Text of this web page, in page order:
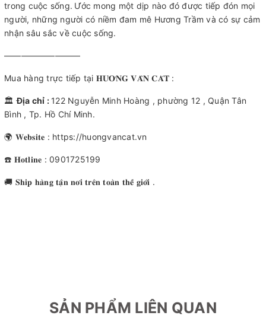
trong cuộc sống. Ước mong một dịp nào đó được tiếp đón mọi
người, những người có niềm đam mê Hương Trầm và có sự cảm
nhận sâu sắc về cuộc sống.
—————————
Mua hàng trực tiếp tại 𝐇𝐔̛𝐎̛𝐍𝐆 𝐕𝐀̂𝐍 𝐂𝐀́𝐓 :
🏛Địa chỉ : 122 Nguyễn Minh Hoàng , phường 12 , Quận Tân
Bình , Tp. Hồ Chí Minh.
🌍 𝐖𝐞𝐛𝐬𝐢𝐭𝐞 : https://huongvancat.vn
☎️ 𝐇𝐨𝐭𝐥𝐢𝐧𝐞 : 0901725199
🚚 𝐒𝐡𝐢𝐩 𝐡𝐚̀𝐧𝐠 𝐭𝐚̣̂𝐧 𝐧𝐨̛𝐢 𝐭𝐫𝐞̂𝐧 𝐭𝐨𝐚̀𝐧 𝐭𝐡𝐞̂́ 𝐠𝐢𝐨̛́𝐢 .
SẢN PHẨM LIÊN QUAN